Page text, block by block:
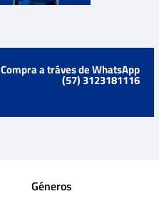
Compra a tráves de WhatsApp
(57) 3123181116
Géneros